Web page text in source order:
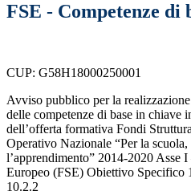
FSE - Competenze di
CUP: G58H18000250001
Avviso pubblico per la
delle competenze di base in chiave
dell’offerta formativa Fondi
Operativo Nazionale “Per la
l’apprendimento” 2014-2020 Asse
Europeo (FSE) Obiettivo Specifico
10.2.2